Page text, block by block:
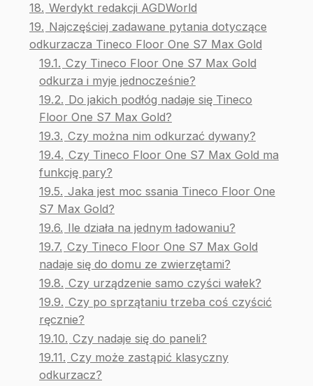
18. Werdykt redakcji AGDWorld
19. Najczęściej zadawane pytania dotyczące
odkurzacza Tineco Floor One S7 Max Gold
19.1. Czy Tineco Floor One S7 Max Gold
odkurza i myje jednocześnie?
19.2. Do jakich podłóg nadaje się Tineco
Floor One S7 Max Gold?
19.3. Czy można nim odkurzać dywany?
19.4. Czy Tineco Floor One S7 Max Gold ma
funkcję pary?
19.5. Jaka jest moc ssania Tineco Floor One
S7 Max Gold?
19.6. Ile działa na jednym ładowaniu?
19.7. Czy Tineco Floor One S7 Max Gold
nadaje się do domu ze zwierzętami?
19.8. Czy urządzenie samo czyści wałek?
19.9. Czy po sprzątaniu trzeba coś czyścić
ręcznie?
19.10. Czy nadaje się do paneli?
19.11. Czy może zastąpić klasyczny
odkurzacz?